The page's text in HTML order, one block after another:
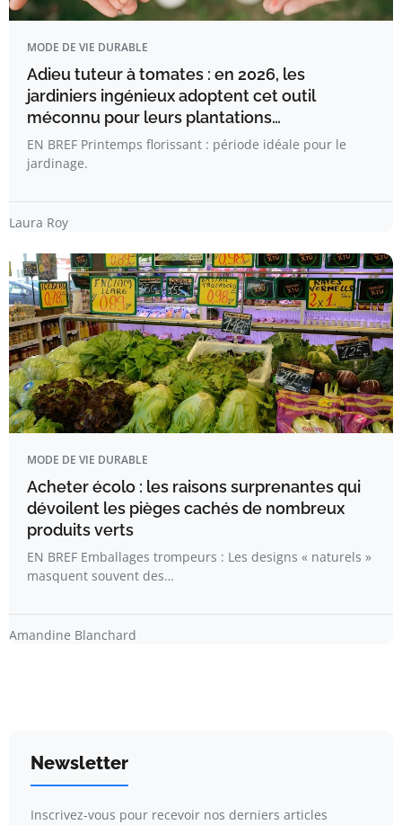
MODE DE VIE DURABLE
Adieu tuteur à tomates : en 2026, les
jardiniers ingénieux adoptent cet outil
méconnu pour leurs plantations…
EN BREF Printemps florissant : période idéale pour le
jardinage.
Laura Roy
MODE DE VIE DURABLE
Acheter écolo : les raisons surprenantes qui
dévoilent les pièges cachés de nombreux
produits verts
EN BREF Emballages trompeurs : Les designs « naturels »
masquent souvent des…
Amandine Blanchard
Newsletter
Inscrivez-vous pour recevoir nos derniers articles